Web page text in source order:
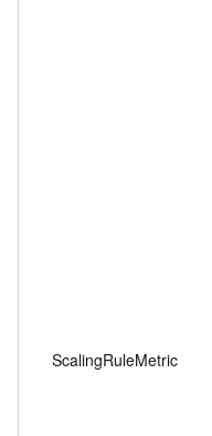
ScalingRuleMetric